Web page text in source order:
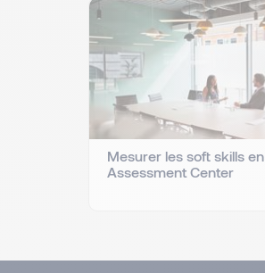
Mesurer les soft skills en
Assessment Center